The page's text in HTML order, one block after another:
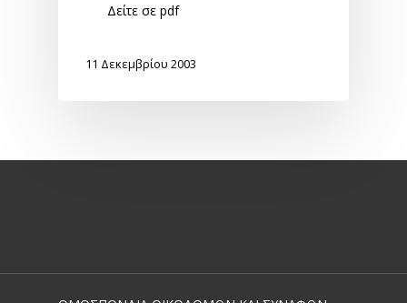
Δείτε σε pdf
11 Δεκεμβρίου 2003